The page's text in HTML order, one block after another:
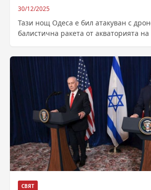
30/12/2025
Тази нощ Одеса е бил атакуван с
балистична ракета от акваторията
СВЯТ